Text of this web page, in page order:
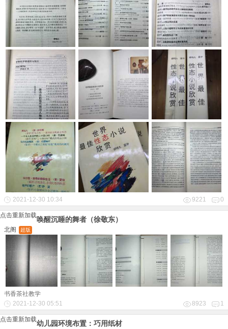
2021-12-30 10:34 9221 0
点击重新加载 唤醒沉睡的舞者（徐敬东）
北阁 超版
书香茶社教学
2021-12-30 05:51
8923 1
点击重新加载幼儿园环境布置：巧用纸材